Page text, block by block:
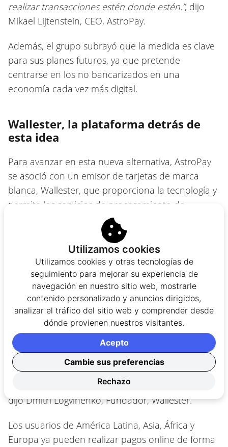
realizar transacciones estén donde estén.”, dijo
Mikael Lijtenstein, CEO, AstroPay.
Además, el grupo subrayó que la medida es clave
para sus planes futuros, ya que pretende
centrarse en los no bancarizados en una
economía cada vez más digital.
Wallester, la plataforma detrás de
esta idea
Para avanzar en esta nueva alternativa, AstroPay
se asoció con un emisor de tarjetas de marca
blanca, Wallester, que proporciona la tecnología y
permite los servicios de procesamiento de
transacciones con Visa para los usuarios de
“El equipo de Wallester está muy emocionado de
que la cooperación con AstroPay se haya
convertido en una experiencia tan exitosa y
valiosa para ambas empresas. Nos complace que
nuestro producto haya logrado satisfacer las
necesidades de los clientes de AstroPay, que
ahora podrán realizar pagos de forma más
cómoda, utilizando soluciones eficaces en la
práctica. Wallester espera nuevos lanzamientos de
productos fintech, en colaboración con AstroPay.”
dijo Dmitri Logvinenko, Fundador, Wallester.
Los usuarios de América Latina, Asia, África y
Europa ya pueden realizar pagos online de forma
Utilizamos cookies
Utilizamos cookies y otras tecnologías de
seguimiento para mejorar su experiencia de
navegación en nuestro sitio web, mostrarle
contenido personalizado y anuncios dirigidos,
analizar el tráfico del sitio web y comprender desde
dónde provienen nuestros visitantes.
Cambie sus preferencias
Rechazo
Acepto